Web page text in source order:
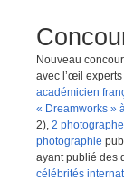
Nouveau
avec l’œil
académicien
« Dreamworks »
2), 2
photographie
ayant publié des
célébrités